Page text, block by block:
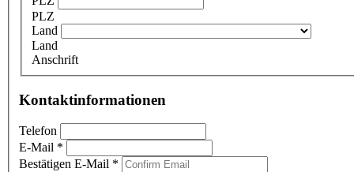
PLZ
Land
Land
Anschrift
Kontaktinformationen
Telefon
E-Mail *
Bestätigen E-Mail *